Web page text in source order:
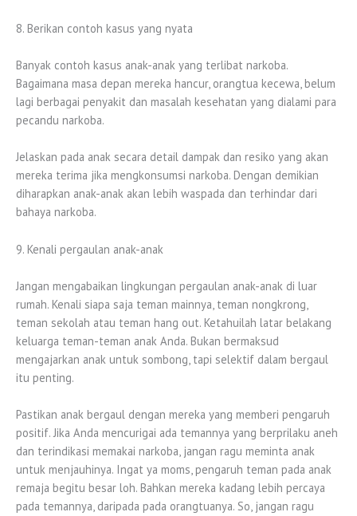
8. Berikan contoh kasus yang nyata
Banyak contoh kasus anak-anak yang terlibat narkoba.
Bagaimana masa depan mereka hancur, orangtua kecewa, belum
lagi berbagai penyakit dan masalah kesehatan yang dialami para
pecandu narkoba.
Jelaskan pada anak secara detail dampak dan resiko yang akan
mereka terima jika mengkonsumsi narkoba. Dengan demikian
diharapkan anak-anak akan lebih waspada dan terhindar dari
bahaya narkoba.
9. Kenali pergaulan anak-anak
Jangan mengabaikan lingkungan pergaulan anak-anak di luar
rumah. Kenali siapa saja teman mainnya, teman nongkrong,
teman sekolah atau teman hang out. Ketahuilah latar belakang
keluarga teman-teman anak Anda. Bukan bermaksud
mengajarkan anak untuk sombong, tapi selektif dalam bergaul
itu penting.
Pastikan anak bergaul dengan mereka yang memberi pengaruh
positif. Jika Anda mencurigai ada temannya yang berprilaku aneh
dan terindikasi memakai narkoba, jangan ragu meminta anak
untuk menjauhinya. Ingat ya moms, pengaruh teman pada anak
remaja begitu besar loh. Bahkan mereka kadang lebih percaya
pada temannya, daripada pada orangtuanya. So, jangan ragu